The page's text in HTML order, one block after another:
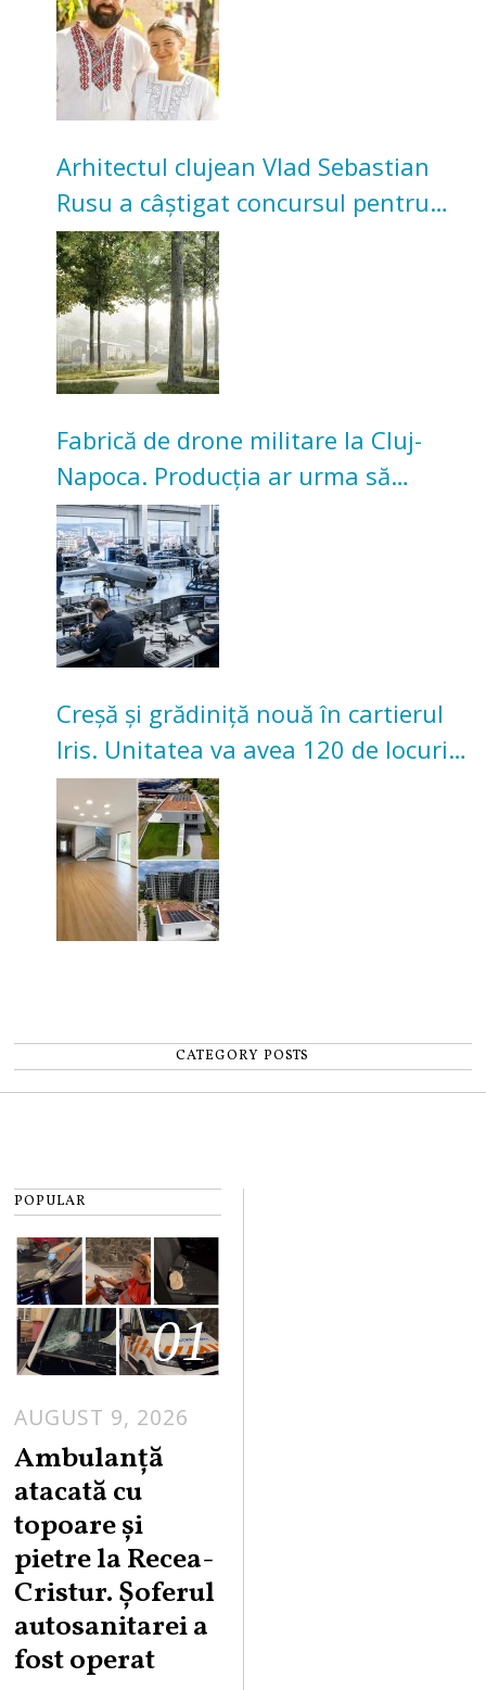
Arhitectul clujean Vlad Sebastian
Rusu a câștigat concursul pentru
transformarea Grădinii Casei
Universitarilor
Fabrică de drone militare la Cluj-
Napoca. Producția ar urma să
înceapă în toamna acestui an
Creșă și grădiniță nouă în cartierul
Iris. Unitatea va avea 120 de locuri
pentru copii
CATEGORY POSTS
POPULAR
01
AUGUST 9, 2026
Ambulanță
atacată cu
topoare și
pietre la Recea-
Cristur. Șoferul
autosanitarei a
fost operat